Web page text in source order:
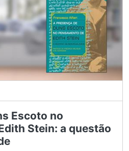
Escoto no
Stein: a questão